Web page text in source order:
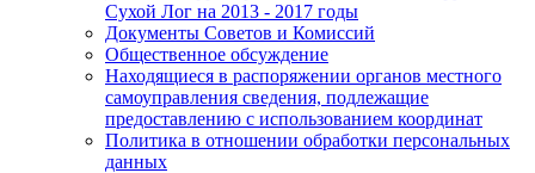
Сухой Лог на 2013 - 2017 годы
Документы Советов и Комиссий
Общественное обсуждение
Находящиеся в распоряжении органов местного
самоуправления сведения, подлежащие
предоставлению с использованием координат
Политика в отношении обработки персональных
данных